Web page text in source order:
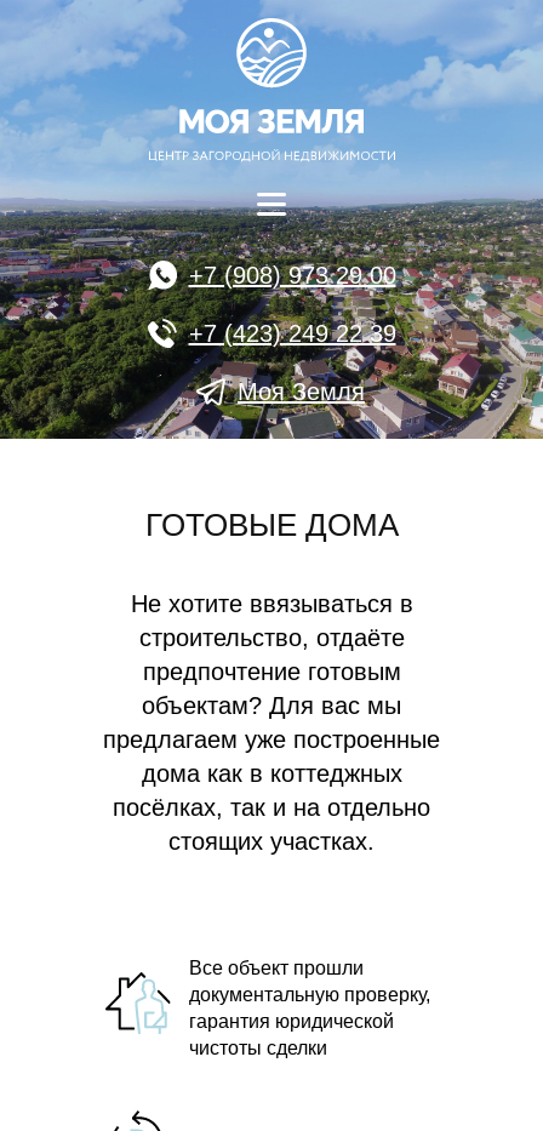
+7 (908) 973 29 00
+7 (423) 249 22 39
Моя Земля
ГОТОВЫЕ ДОМА
Не хотите ввязываться в
строительство, отдаёте
предпочтение готовым
объектам? Для вас мы
предлагаем уже построенные
дома как в коттеджных
посёлках, так и на отдельно
стоящих участках.
Все объект прошли
документальную проверку,
гарантия юридической
чистоты сделки